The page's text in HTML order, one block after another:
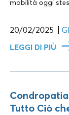
mobilità oggi
20/02/2025
LEGGI DI PIÙ
Tutto Ciò